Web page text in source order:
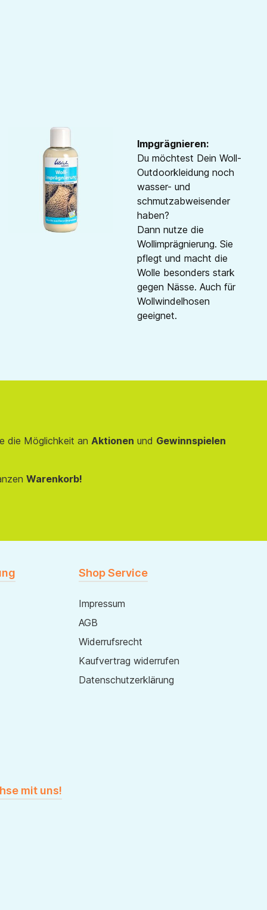
Impgrägnieren:
Du möchtest Dein Woll-
Outdoorkleidung noch
wasser- und
schmutzabweisender
haben?
Dann nutze die
Wollimprägnierung. Sie
pflegt und macht die
Wolle besonders stark
gegen Nässe. Auch für
Wollwindelhosen
geeignet.
die Möglichkeit an Aktionen und Gewinnspielen
Warenkorb!
Shop Service
Impressum
AGB
Widerrufsrecht
Kaufvertrag widerrufen
Datenschutzerklärung
mit uns!